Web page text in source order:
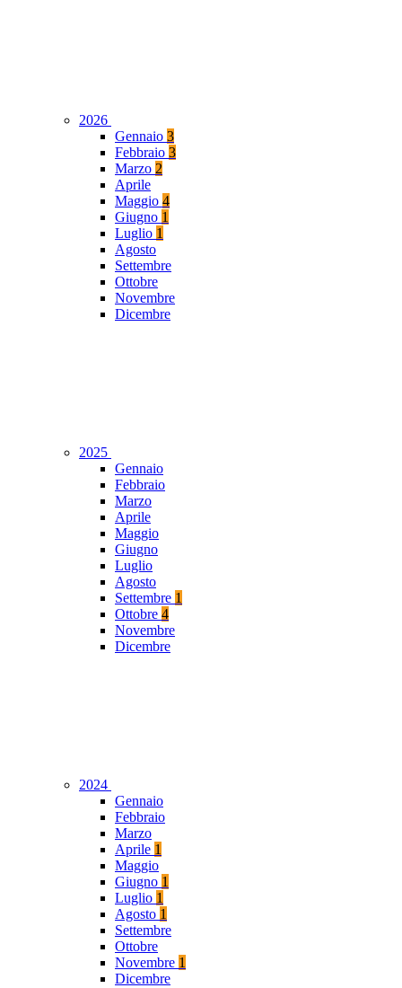
2026
Gennaio 3
Febbraio 3
Marzo 2
Aprile
Maggio 4
Giugno 1
Luglio 1
Agosto
Settembre
Ottobre
Novembre
Dicembre
2025
Gennaio
Febbraio
Marzo
Aprile
Maggio
Giugno
Luglio
Agosto
Settembre 1
Ottobre 4
Novembre
Dicembre
2024
Gennaio
Febbraio
Marzo
Aprile 1
Maggio
Giugno 1
Luglio 1
Agosto 1
Settembre
Ottobre
Novembre 1
Dicembre